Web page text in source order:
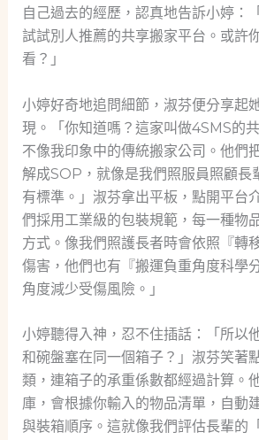
自己過去的經歷，認真地告訴小婷：
試試別人推薦的共享搬家平台。或許
看？」
小婷好奇地追問細節，淑芬便分享起
現。「你知道嗎？這家叫做4SMS的
不像我印象中的傳統搬家公司。他們
解成SOP，就像是我們照服員照顧長
有標準。」淑芬拿出平板，點開平台
們採用工業級的包裝規範，每一種物
方式。像我們照護長者時會依照『轉
傷害，他們也有『搬運負重角度科學
角度減少受傷風險。」
小婷聽得入神，忍不住插話：「所以
和碗盤塞在同一個箱子？」淑芬笑著
類，連箱子的承重係數都經過計算。
庫，會根據你輸入的物品清單，自動
與裝箱順序。這就像我們評估長輩的